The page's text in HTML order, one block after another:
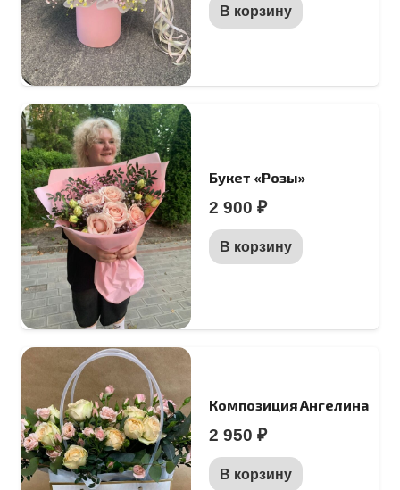
В корзину
Букет «Розы»
2 900 ₽
В корзину
Композиция Ангелина
2 950 ₽
В корзину